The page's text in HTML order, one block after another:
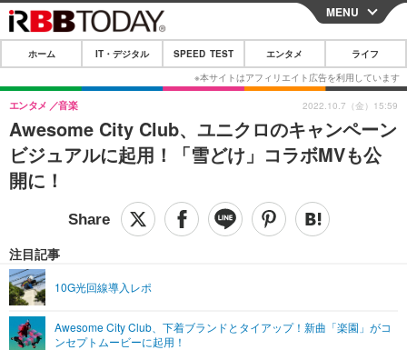
CLOSE
ホーム
IT・デジタル
IT・デジタルTOP スマートフォン
ショッピング その他
SPEED TEST
エンタメ
エンタメTOP 映画・ドラマ
音楽
グラビア ブログ
ペット
その他
リリース一覧
プッシュ通知の停止方法
MENU
ホーム IT・デジタル SPEED TEST エンタメ ライフ
Awesome City Club、ユニクロのキャンペーン
ビジュアルに起用！「雪どけ」コラボMVも公
開に！
エンタメ 音楽
注目記事
10G光回線導入レポ
Awesome City Club、下着ブランドとタイアップ！新曲「楽園」がコ
ンセプトムービーに起用！
2022.10.7（金）15:59